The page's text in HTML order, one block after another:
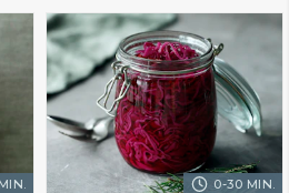
0-30 MIN.